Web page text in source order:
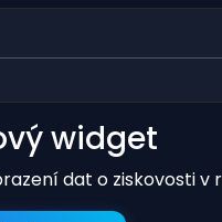
widget
dat o ziskovosti v